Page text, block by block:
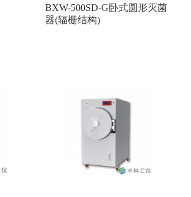
BXW-500SD-G卧式圆形灭菌
器(辐栅结构)